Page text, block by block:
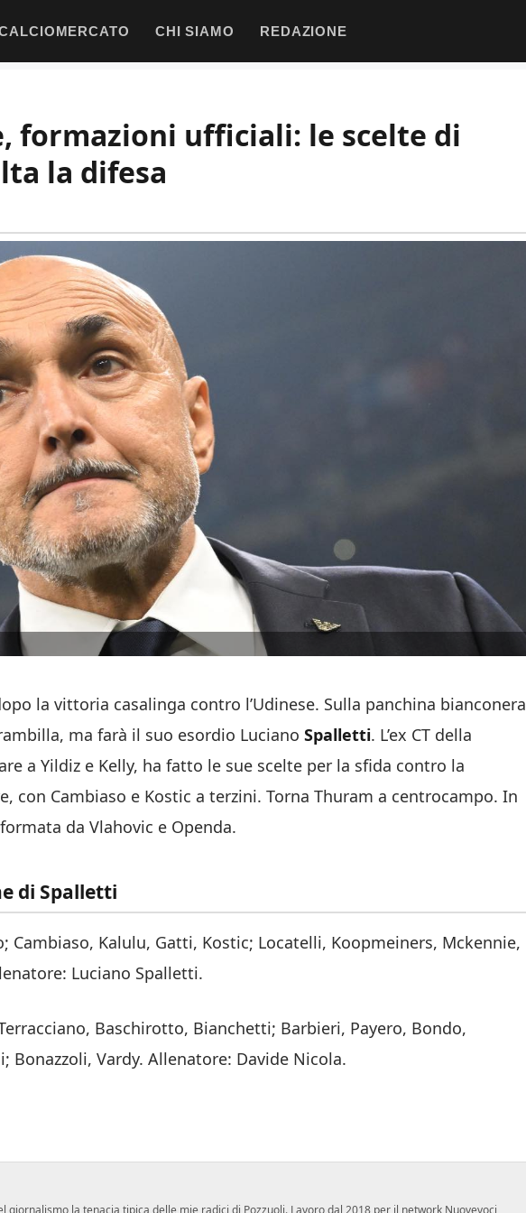
CHI SIAMO REDAZIONE
formazioni ufficiali: le scelte di
la difesa
la vittoria casalinga contro l’Udinese. Sulla panchina bianconera
ma farà il suo esordio Luciano Spalletti. L’ex CT della
a Yildiz e Kelly, ha fatto le sue scelte per la sfida contro la
con Cambiaso e Kostic a terzini. Torna Thuram a centrocampo. In
da Vlahovic e Openda.
di Spalletti
Cambiaso, Kalulu, Gatti, Kostic; Locatelli, Koopmeiners, Mckennie,
Luciano Spalletti.
Baschirotto, Bianchetti; Barbieri, Payero, Bondo,
Bonazzoli, Vardy. Allenatore: Davide Nicola.
la tenacia tipica delle mie radici di Pozzuoli. Lavoro dal 2018 per il network Nuovevoci,